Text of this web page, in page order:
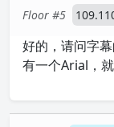
Floor #5
好的，请问字
有一个Arial，